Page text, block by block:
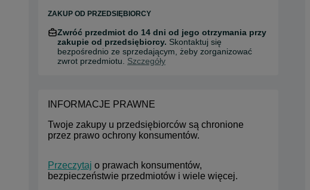
ZAKUP OD PRZEDSIĘBIORCY
Zwróć przedmiot do 14 dni od jego otrzymania przy
zakupie od przedsiębiorcy. Skontaktuj się
bezpośrednio ze sprzedającym, żeby zorganizować
zwrot przedmiotu. Szczegóły
INFORMACJE PRAWNE
Twoje zakupy u przedsiębiorców są chronione
przez prawo ochrony konsumentów.
Przeczytaj o prawach konsumentów,
bezpieczeństwie przedmiotów i wiele więcej.